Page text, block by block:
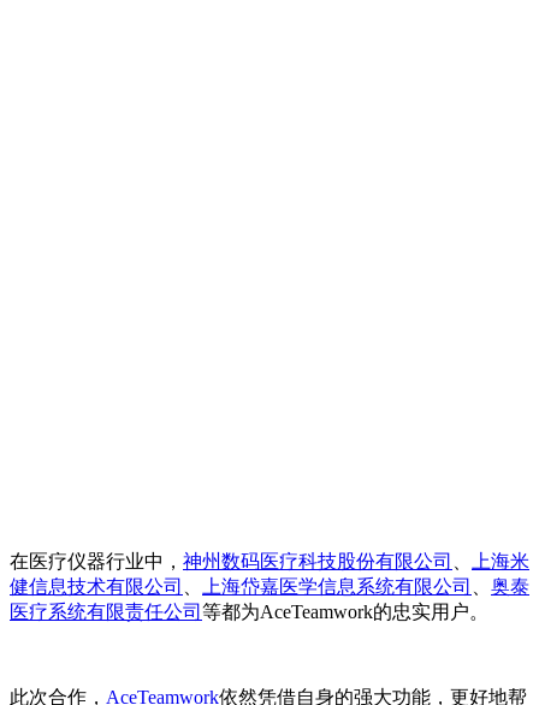
在医疗仪器行业中， 神州数码医疗科技股份有限公司
上海米
健信息技术有限公司
上海岱嘉医学信息系统有限公司
奥泰
医疗系统有限责任公司 等都为AceTeamwork的忠实用户。
此次合作， AceTeamwork依然凭借自身的强大功能，更好地帮